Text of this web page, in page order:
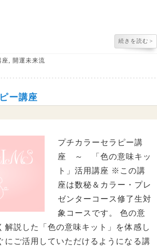
続きを読む >
座 開運未来流
ー講座
プチカラーセラピー講
座 ～ 「色の意味キッ
ト」活用講座 ※この講
座は数秘＆カラー・プレ
ゼンターコース修了生対
象コースです。 色の意
解説した「色の意味キット」を体感し
にご活用していただけるようになる講